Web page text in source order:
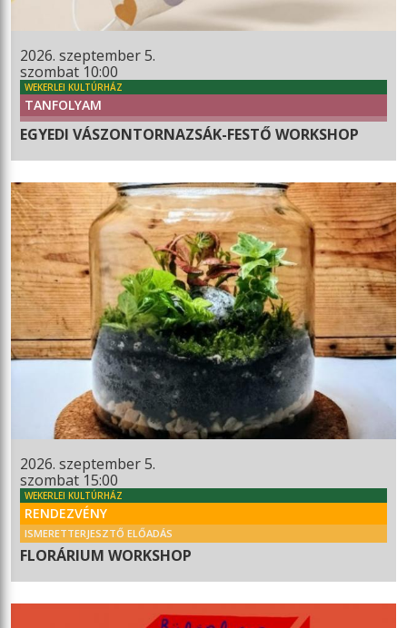
2026. szeptember 5.
szombat 10:00
WEKERLEI KULTÚRHÁZ
TANFOLYAM
EGYEDI VÁSZONTORNAZSÁK-FESTŐ WORKSHOP
2026. szeptember 5.
szombat 15:00
WEKERLEI KULTÚRHÁZ
RENDEZVÉNY
ISMERETTERJESZTŐ ELŐADÁS
FLORÁRIUM WORKSHOP